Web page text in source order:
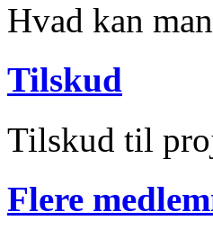
Hvad kan
Tilskud
Tilskud til
Flere